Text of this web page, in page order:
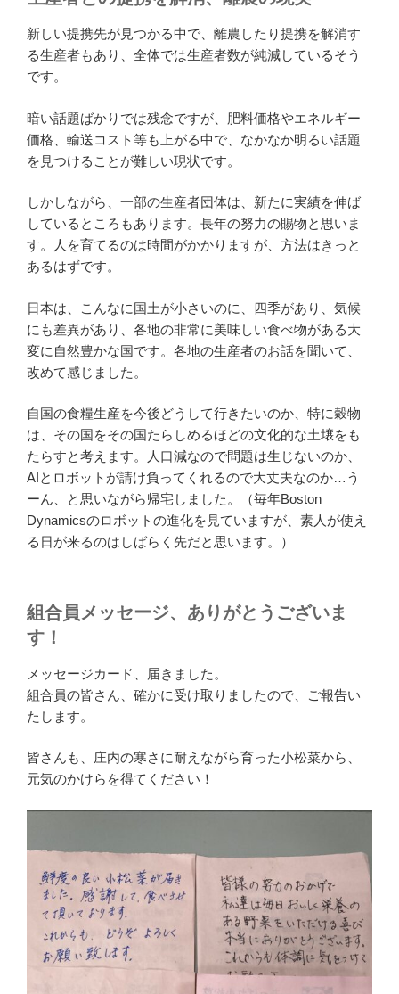
新しい提携先が見つかる中で、離農したり提携を解消す
る生産者もあり、全体では生産者数が純減しているそう
です。
暗い話題ばかりでは残念ですが、肥料価格やエネルギー
価格、輸送コスト等も上がる中で、なかなか明るい話題
を見つけることが難しい現状です。
しかしながら、一部の生産者団体は、新たに実績を伸ば
しているところもあります。長年の努力の賜物と思いま
す。人を育てるのは時間がかかりますが、方法はきっと
あるはずです。
日本は、こんなに国土が小さいのに、四季があり、気候
にも差異があり、各地の非常に美味しい食べ物がある大
変に自然豊かな国です。各地の生産者のお話を聞いて、
改めて感じました。
自国の食糧生産を今後どうして行きたいのか、特に穀物
は、その国をその国たらしめるほどの文化的な土壌をも
たらすと考えます。人口減なので問題は生じないのか、
AIとロボットが請け負ってくれるので大丈夫なのか…う
ーん、と思いながら帰宅しました。（毎年Boston
Dynamicsのロボットの進化を見ていますが、素人が使え
る日が来るのはしばらく先だと思います。）
組合員メッセージ、ありがとうございま
す！
メッセージカード、届きました。
組合員の皆さん、確かに受け取りましたので、ご報告い
たします。
皆さんも、庄内の寒さに耐えながら育った小松菜から、
元気のかけらを得てください！